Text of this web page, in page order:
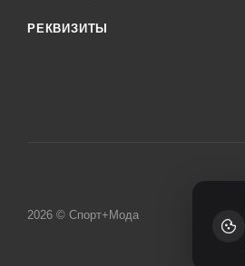
РЕКВИЗИТЫ
2026 © Спорт+Мода